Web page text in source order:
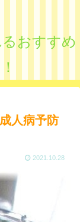
おすすめ
人病予防
2021.10.28